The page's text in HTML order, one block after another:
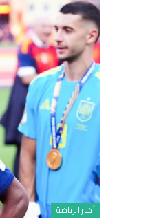
أخبار الرياضة